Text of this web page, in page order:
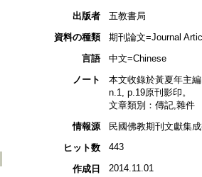
出版者
五教書局
資料の種類
期刊論文=Journal
言語
中文=Chinese
ノート
本文收錄於黃夏年主
n.1, p.19原刊影印。
文章類別：傳記,雜件
情報源
民國佛教期刊文獻集
ヒット数
443
作成日 2014.11.01